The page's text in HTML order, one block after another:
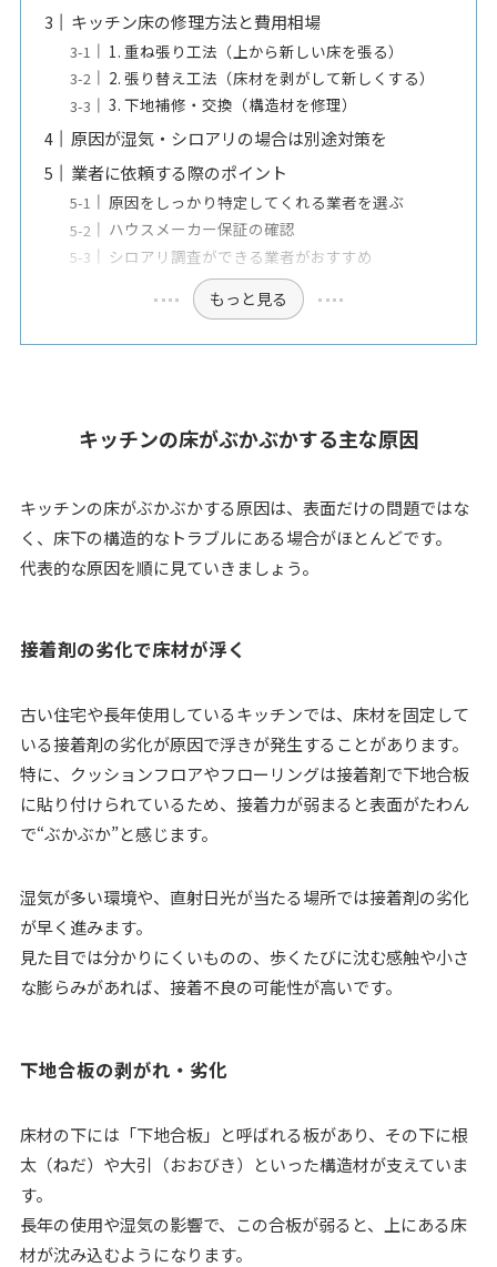
キッチン床の修理方法と費用相場
1. 重ね張り工法（上から新しい床を張る）
2. 張り替え工法（床材を剥がして新しくする）
3. 下地補修・交換（構造材を修理）
原因が湿気・シロアリの場合は別途対策を
業者に依頼する際のポイント
原因をしっかり特定してくれる業者を選ぶ
ハウスメーカー保証の確認
シロアリ調査ができる業者がおすすめ
もっと見る
キッチンの床がぶかぶかする主な原因
キッチンの床がぶかぶかする原因は、表面だけの問題ではな
く、床下の構造的なトラブルにある場合がほとんどです。
代表的な原因を順に見ていきましょう。
接着剤の劣化で床材が浮く
古い住宅や長年使用しているキッチンでは、床材を固定して
いる接着剤の劣化が原因で浮きが発生することがあります。
特に、クッションフロアやフローリングは接着剤で下地合板
に貼り付けられているため、接着力が弱まると表面がたわん
で“ぶかぶか”と感じます。
湿気が多い環境や、直射日光が当たる場所では接着剤の劣化
が早く進みます。
見た目では分かりにくいものの、歩くたびに沈む感触や小さ
な膨らみがあれば、接着不良の可能性が高いです。
下地合板の剥がれ・劣化
床材の下には「下地合板」と呼ばれる板があり、その下に根
太（ねだ）や大引（おおびき）といった構造材が支えていま
す。
長年の使用や湿気の影響で、この合板が弱ると、上にある床
材が沈み込むようになります。